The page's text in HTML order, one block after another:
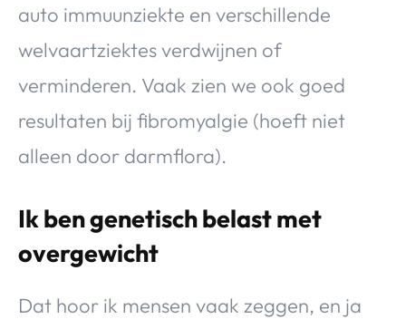
auto immuunziekte en verschillende
welvaartziektes verdwijnen of
verminderen. Vaak zien we ook goed
resultaten bij fibromyalgie (hoeft niet
alleen door darmflora).
Ik ben genetisch belast met
overgewicht
Dat hoor ik mensen vaak zeggen, en ja